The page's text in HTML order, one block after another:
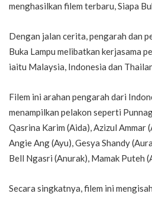
menghasilkan filem terbaru, Siapa
Dengan jalan cerita, pengarah dan
Buka Lampu melibatkan kerjasama
iaitu Malaysia, Indonesia dan
Filem ini arahan pengarah dari
menampilkan pelakon seperti
Qasrina Karim (Aida), Azizul Ammar
Angie Ang (Ayu), Gesya Shandy
Bell Ngasri (Anurak), Mamak Puteh
Secara singkatnya, filem ini